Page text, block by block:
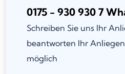
0175 - 930 930 7
Schreiben Sie uns Ihr
beantworten Ihr
möglich